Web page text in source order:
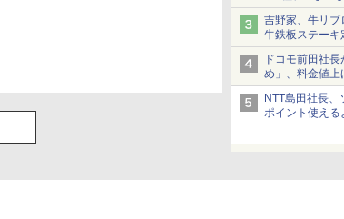
吉野家、牛リブ
牛鉄板ステーキ
ドコモ前田社
め」、料金値上
NTT島田社長、
ポイント使える